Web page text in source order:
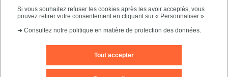
Si vous souhaitez refuser les cookies après les avoir acceptés, vous
pouvez retirer votre consentement en cliquant sur « Personnaliser ».
➜ Consultez notre politique en matière de protection des données.
Tout accepter
Nous contacter